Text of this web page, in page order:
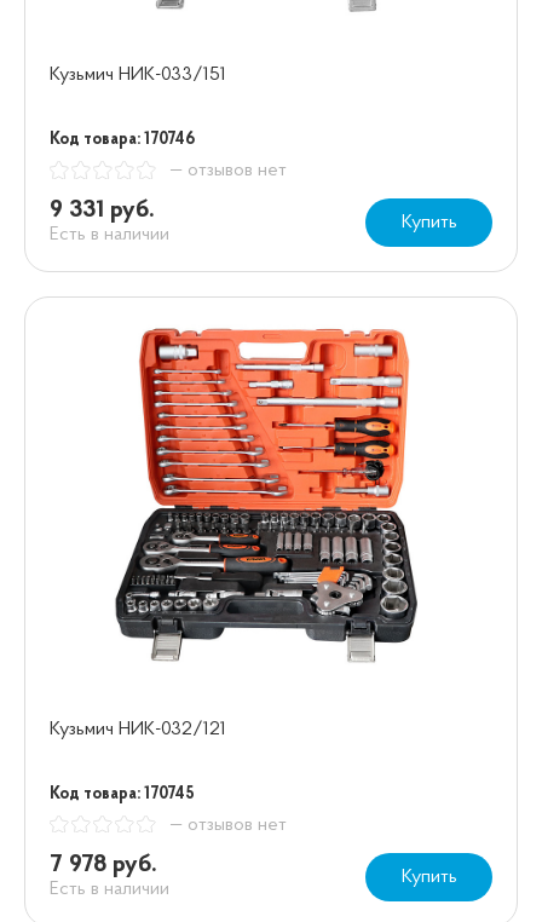
Кузьмич НИК-033/151
Код товара: 170746
— отзывов нет
9 331 руб.
Есть в наличии
Купить
Кузьмич НИК-032/121
Код товара: 170745
— отзывов нет
7 978 руб.
Есть в наличии
Купить